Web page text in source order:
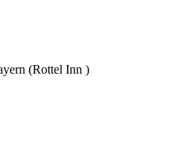
(Rottel Inn )